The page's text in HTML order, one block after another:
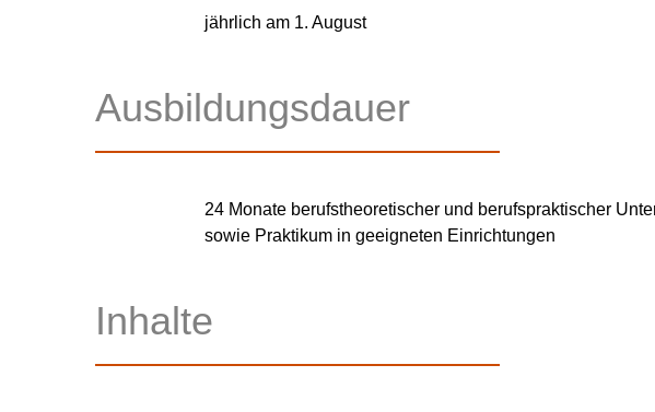
jährlich am 1. August
Ausbildungsdauer
24 Monate berufstheoretischer und berufspraktischer
sowie Praktikum in geeigneten Einrichtungen
Inhalte